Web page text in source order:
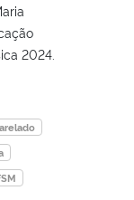
2024.